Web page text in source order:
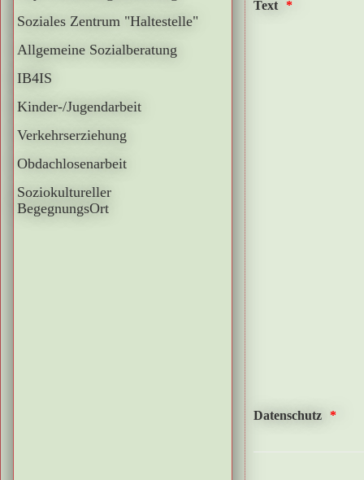
Soziales Zentrum "Haltestelle"
Allgemeine Sozialberatung
IB4IS
Kinder-/Jugendarbeit
Verkehrserziehung
Obdachlosenarbeit
Soziokultureller
BegegnungsOrt
Text
Datenschutz